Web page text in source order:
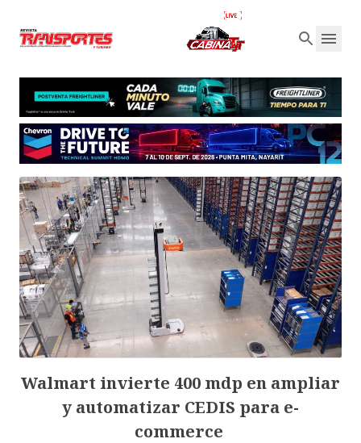
Walmart invierte 400 mdp en ampliar
y automatizar CEDIS para e-
commerce